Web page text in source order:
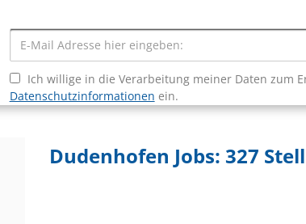
Ich willige in die Verarbeitung meiner Daten zum
Datenschutzinformationen ein.
Dudenhofen Jobs: 327